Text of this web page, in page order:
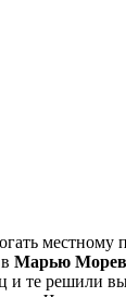
местному
Марью
те решили